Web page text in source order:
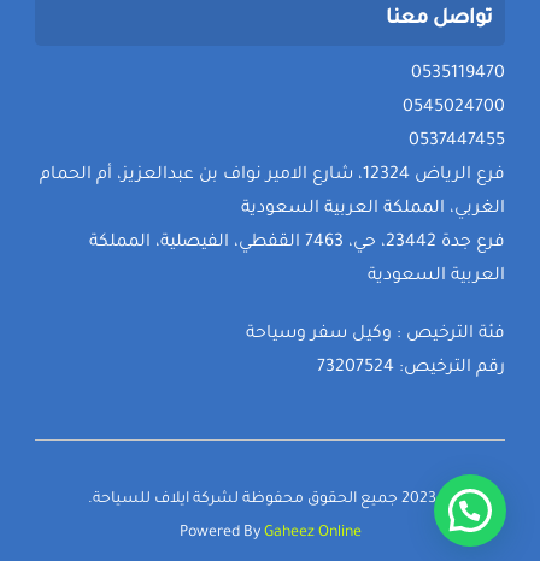
تواصل معنا
0535119470
0545024700
0537447455
فرع الرياض 12324، شارع الامير نواف بن عبدالعزيز، أم الحمام
الغربي، المملكة العربية السعودية
فرع جدة 23442، حي، 7463 القفطي، الفيصلية، المملكة
العربية السعودية
فئة الترخيص : وكيل سفر وسياحة
رقم الترخيص: 73207524
© 2023 جميع الحقوق محفوظة لشركة ايلاف للسياحة.
Powered By Gaheez Online